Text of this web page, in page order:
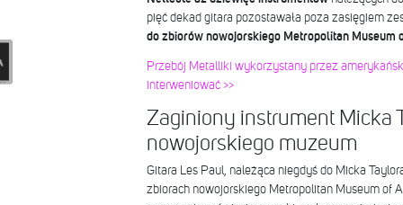
pięć dekad gitara pozostawała poza zasięgiem
do zbiorów nowojorskiego Metropolitan Museum
Przebój Metalliki wykorzystany przez
interweniować >>
Zaginiony instrument Micka
nowojorskiego muzeum
Gitara Les Paul, należąca niegdyś do Micka
zbiorach nowojorskiego Metropolitan Museum of